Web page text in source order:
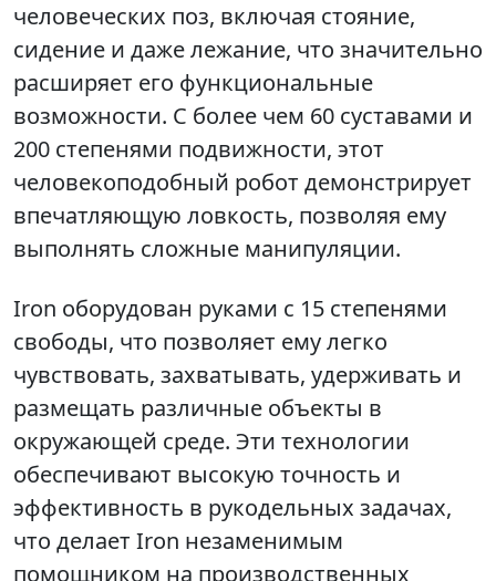
человеческих поз, включая стояние,
сидение и даже лежание, что значительно
расширяет его функциональные
возможности. С более чем 60 суставами и
200 степенями подвижности, этот
человекоподобный робот демонстрирует
впечатляющую ловкость, позволяя ему
выполнять сложные манипуляции.
Iron оборудован руками с 15 степенями
свободы, что позволяет ему легко
чувствовать, захватывать, удерживать и
размещать различные объекты в
окружающей среде. Эти технологии
обеспечивают высокую точность и
эффективность в рукодельных задачах,
что делает Iron незаменимым
помощником на производственных